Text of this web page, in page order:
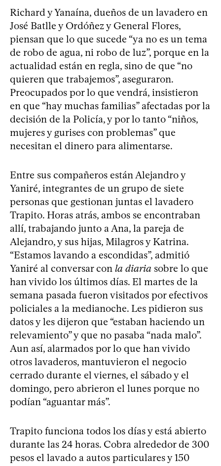
Richard y Yanaína, dueños de un lavadero en
José Batlle y Ordóñez y General Flores,
piensan que lo que sucede “ya no es un tema
de robo de agua, ni robo de luz”, porque en la
actualidad están en regla, sino de que “no
quieren que trabajemos”, aseguraron.
Preocupados por lo que vendrá, insistieron
en que “hay muchas familias” afectadas por la
decisión de la Policía, y por lo tanto “niños,
mujeres y gurises con problemas” que
necesitan el dinero para alimentarse.
Entre sus compañeros están Alejandro y
Yaniré, integrantes de un grupo de siete
personas que gestionan juntas el lavadero
Trapito. Horas atrás, ambos se encontraban
allí, trabajando junto a Ana, la pareja de
Alejandro, y sus hijas, Milagros y Katrina.
“Estamos lavando a escondidas”, admitió
Yaniré al conversar con la diaria sobre lo que
han vivido los últimos días. El martes de la
semana pasada fueron visitados por efectivos
policiales a la medianoche. Les pidieron sus
datos y les dijeron que “estaban haciendo un
relevamiento” y que no pasaba “nada malo”.
Aun así, alarmados por lo que han vivido
otros lavaderos, mantuvieron el negocio
cerrado durante el viernes, el sábado y el
domingo, pero abrieron el lunes porque no
podían “aguantar más”.
Trapito funciona todos los días y está abierto
durante las 24 horas. Cobra alrededor de 300
pesos el lavado a autos particulares y 150